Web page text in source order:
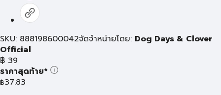
SKU: 888198600042จัดจำหน่ายโดย: Dog Days & Clover
Official
฿ 39
ราคาสุดท้าย*
฿37.83